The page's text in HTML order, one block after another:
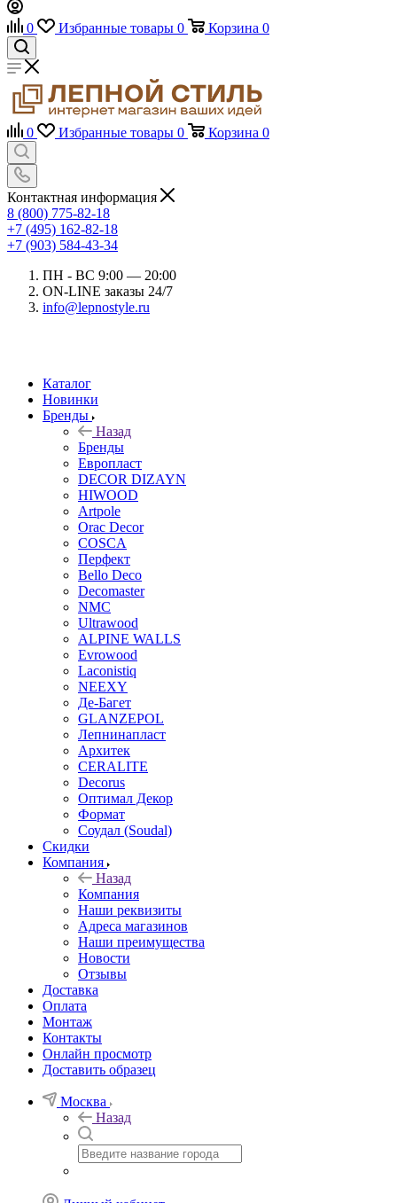
0 Избранные товары 0 Корзина 0
0 Избранные товары 0 Корзина 0
Контактная информация
8 (800) 775-82-18
+7 (495) 162-82-18
+7 (903) 584-43-34
ПН - ВС 9:00 — 20:00
ON-LINE заказы 24/7
info@lepnostyle.ru
Каталог
Новинки
Бренды
Назад
Бренды
Европласт
DECOR DIZAYN
HIWOOD
Artpole
Orac Decor
COSCA
Перфект
Bello Deco
Decomaster
NMС
Ultrawood
ALPINE WALLS
Evrowood
Laconistiq
NEEXY
Де-Багет
GLANZEPOL
Лепнинапласт
Архитек
CERALITE
Decorus
Оптимал Декор
Формат
Соудал (Soudal)
Скидки
Компания
Назад
Компания
Наши реквизиты
Адреса магазинов
Наши преимущества
Новости
Отзывы
Доставка
Оплата
Монтаж
Контакты
Онлайн просмотр
Доставить образец
Москва
Назад